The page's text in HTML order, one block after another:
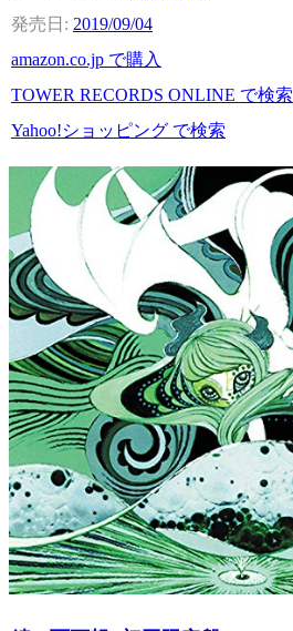
2019/09/04
amazon.co.jp で購入
TOWER RECORDS ONLINE で検索
Yahoo!ショッピング で検索